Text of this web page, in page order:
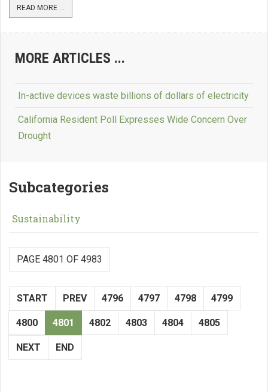
READ MORE ...
MORE ARTICLES ...
In-active devices waste billions of dollars of electricity
California Resident Poll Expresses Wide Concern Over
Drought
Subcategories
Sustainability
PAGE 4801 OF 4983
START PREV 4796 4797 4798 4799
4800 4801 4802 4803 4804 4805
NEXT END